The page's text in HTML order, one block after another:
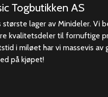
Togbutikken AS
største lager av Minideler. Vi
kvalitetsdeler til fornuftige
i miløet har vi massevis av
på kjøpet!